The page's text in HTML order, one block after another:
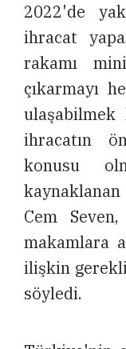
2022'de
ihracat
rakamı
çıkarmayı
ihracatın
konusu
Cem
makamlara
ilişkin
söyledi.